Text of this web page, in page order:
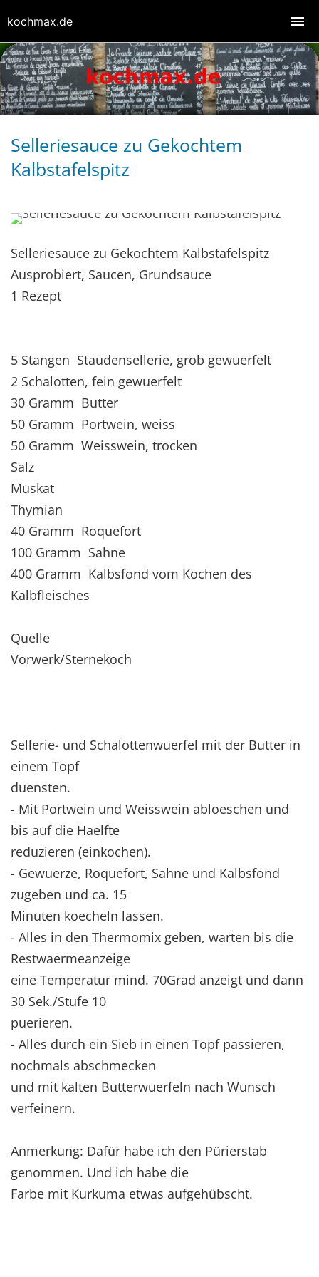
Selleriesauce zu Gekochtem
Kalbstafelspitz
Selleriesauce zu Gekochtem Kalbstafelspitz
Ausprobiert, Saucen, Grundsauce
1 Rezept
5 Stangen Staudensellerie, grob gewuerfelt
2 Schalotten, fein gewuerfelt
30 Gramm Butter
50 Gramm Portwein, weiss
50 Gramm Weisswein, trocken
Salz
Muskat
Thymian
40 Gramm Roquefort
100 Gramm Sahne
400 Gramm Kalbsfond vom Kochen des
Kalbfleisches
Quelle
Vorwerk/Sternekoch
Sellerie- und Schalottenwuerfel mit der Butter in
einem Topf
duensten.
- Mit Portwein und Weisswein abloeschen und
bis auf die Haelfte
reduzieren (einkochen).
- Gewuerze, Roquefort, Sahne und Kalbsfond
zugeben und ca. 15
Minuten koecheln lassen.
- Alles in den Thermomix geben, warten bis die
Restwaermeanzeige
eine Temperatur mind. 70Grad anzeigt und dann
30 Sek./Stufe 10
puerieren.
- Alles durch ein Sieb in einen Topf passieren,
nochmals abschmecken
und mit kalten Butterwuerfeln nach Wunsch
verfeinern.
Anmerkung: Dafür habe ich den Pürierstab
genommen. Und ich habe die
Farbe mit Kurkuma etwas aufgehübscht.
kochmax.de